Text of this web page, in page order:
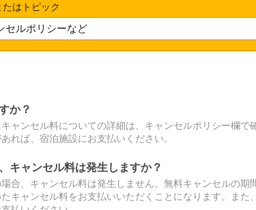
はトピック
か？
ャンセル料についての詳細は、キャンセルポリシー欄で
れば、宿泊施設にお支払いください。
キャンセル料は発生しますか？
合、キャンセル料は発生しません。無料キャンセルの期
キャンセル料をお支払いいただくことになります。また